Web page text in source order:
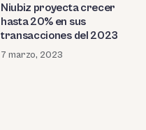
Niubiz proyecta crecer
hasta 20% en sus
transacciones del 2023
7 marzo, 2023